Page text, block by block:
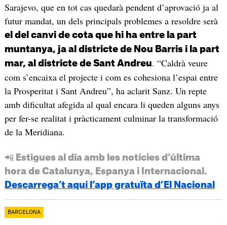
Sarajevo, que en tot cas quedarà pendent d’aprovació ja al
futur mandat, un dels principals problemes a resoldre serà
el del canvi de cota que hi ha entre la part
muntanya, ja al districte de Nou Barris i la part
mar, al districte de Sant Andreu. “Caldrà veure
com s’encaixa el projecte i com es cohesiona l’espai entre
la Prosperitat i Sant Andreu”, ha aclarit Sanz. Un repte
amb dificultat afegida al qual encara li queden alguns anys
per fer-se realitat i pràcticament culminar la transformació
de la Meridiana.
📲 Estigues al dia amb les notícies d’última
hora de Catalunya, Espanya i Internacional.
Descarrega’t aquí l’app gratuïta d’El Nacional
BARCELONA